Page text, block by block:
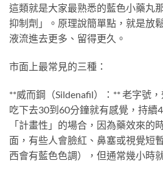
這類就是大家最熟悉的藍色小藥丸
抑制劑」。原理說簡單點，就是放
液流進去更多、留得更久。
市面上最常見的三種：
**威而鋼（Sildenafil）：** 老字號
吃下去30到60分鐘就有感覺，持續
「計畫性」的場合，因為藥效來的
面，有些人會臉紅、鼻塞或視覺短
西會有藍色色調），但通常幾小時